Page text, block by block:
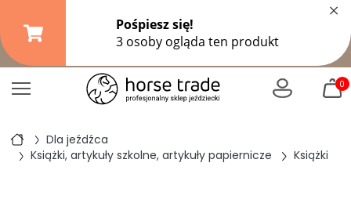
Darmowa dostawa od149,99 zł
299 złpozostałe formy wysyłki
×
0
Dla jeźdźca
Książki, artykuły szkolne, artykuły papiernicze
Książki